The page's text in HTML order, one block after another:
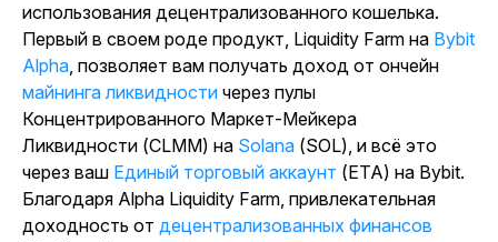
использования децентрализованного кошелька.
Первый в своем роде продукт, Liquidity Farm на Bybit
Alpha, позволяет вам получать доход от ончейн
майнинга ликвидности через пулы
Концентрированного Маркет-Мейкера
Ликвидности (CLMM) на Solana (SOL), и всё это
через ваш Единый торговый аккаунт (ЕТА) на Bybit.
Благодаря Alpha Liquidity Farm, привлекательная
доходность от децентрализованных финансов